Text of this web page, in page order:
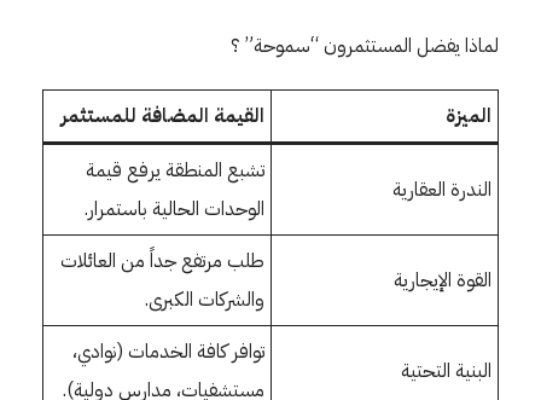
لماذا يفضل المستثمرون “سموحة” ؟
الميزة القيمة المضافة للمستثمر
الندرة العقارية
تشبع المنطقة يرفع قيمة
الوحدات الحالية باستمرار.
القوة الإيجارية
طلب مرتفع جداً من العائلات
والشركات الكبرى.
البنية التحتية
توافر كافة الخدمات (نوادي،
مستشفيات، مدارس دولية).